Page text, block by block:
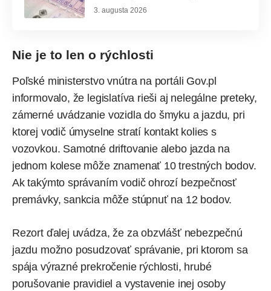
3. augusta 2026
Nie je to len o rýchlosti
Poľské ministerstvo vnútra na portáli Gov.pl
informovalo, že legislatíva rieši aj nelegálne preteky,
zámerné uvádzanie vozidla do šmyku a jazdu, pri
ktorej vodič úmyselne stratí kontakt kolies s
vozovkou. Samotné driftovanie alebo jazda na
jednom kolese môže znamenať 10 trestných bodov.
Ak takýmto správaním vodič ohrozí bezpečnosť
premávky, sankcia môže stúpnuť na 12 bodov.
Rezort ďalej uvádza, že za obzvlášť nebezpečnú
jazdu možno posudzovať správanie, pri ktorom sa
spája výrazné prekročenie rýchlosti, hrubé
porušovanie pravidiel a vystavenie inej osoby